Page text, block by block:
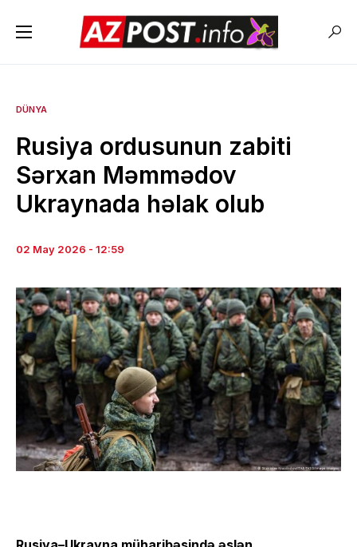
DÜNYA
Rusiya ordusunun zabiti
Sərxan Məmmədov
Ukraynada həlak olub
02 May 2026 - 12:59